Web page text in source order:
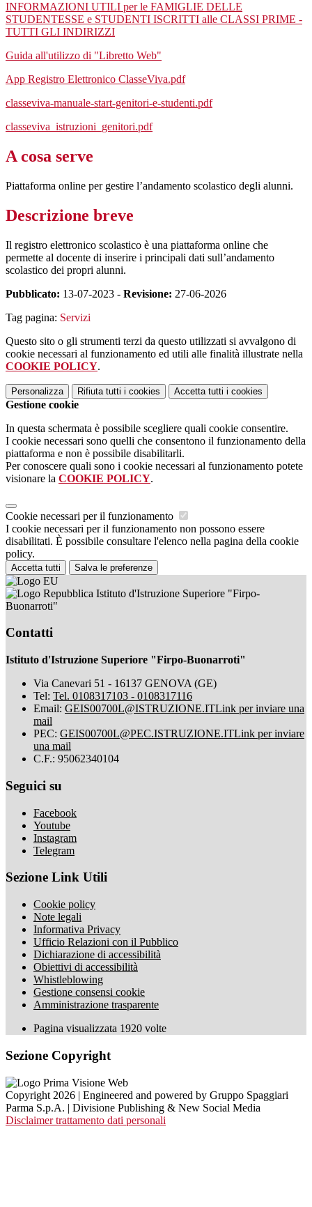
INFORMAZIONI UTILI per le FAMIGLIE DELLE
STUDENTESSE e STUDENTI ISCRITTI alle CLASSI PRIME -
TUTTI GLI INDIRIZZI
Guida all'utilizzo di "Libretto Web"
App Registro Elettronico ClasseViva.pdf
classeviva-manuale-start-genitori-e-studenti.pdf
classeviva_istruzioni_genitori.pdf
A cosa serve
Piattaforma online per gestire l’andamento scolastico degli alunni.
Descrizione breve
Il registro elettronico scolastico è una piattaforma online che
permette al docente di inserire i principali dati sull’andamento
scolastico dei propri alunni.
Pubblicato: 13-07-2023 - Revisione: 27-06-2026
Tag pagina: Servizi
Questo sito o gli strumenti terzi da questo utilizzati si avvalgono di
cookie necessari al funzionamento ed utili alle finalità illustrate nella
COOKIE POLICY.
Personalizza Rifiuta tutti i cookies Accetta tutti i cookies
Gestione cookie
In questa schermata è possibile scegliere quali cookie consentire.
I cookie necessari sono quelli che consentono il funzionamento della
piattaforma e non è possibile disabilitarli.
Per conoscere quali sono i cookie necessari al funzionamento potete
visionare la COOKIE POLICY.
Cookie necessari per il funzionamento
I cookie necessari per il funzionamento non possono essere
disabilitati. È possibile consultare l'elenco nella pagina della cookie
policy.
Accetta tutti Salva le preferenze
Istituto d'Istruzione Superiore "Firpo-
Buonarroti"
Contatti
Istituto d'Istruzione Superiore "Firpo-Buonarroti"
Via Canevari 51 - 16137 GENOVA (GE)
Tel: Tel. 0108317103 - 0108317116
Email: GEIS00700L@ISTRUZIONE.ITLink per inviare una
mail
PEC: GEIS00700L@PEC.ISTRUZIONE.ITLink per inviare
una mail
C.F.: 95062340104
Seguici su
Facebook
Youtube
Instagram
Telegram
Sezione Link Utili
Cookie policy
Note legali
Informativa Privacy
Ufficio Relazioni con il Pubblico
Dichiarazione di accessibilità
Obiettivi di accessibilità
Whistleblowing
Gestione consensi cookie
Amministrazione trasparente
Pagina visualizzata 1920 volte
Sezione Copyright
Copyright 2026 | Engineered and powered by Gruppo Spaggiari
Parma S.p.A. | Divisione Publishing & New Social Media
Disclaimer trattamento dati personali